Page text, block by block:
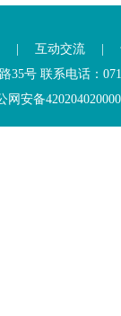
互动交流
35号 联系电话：
安备